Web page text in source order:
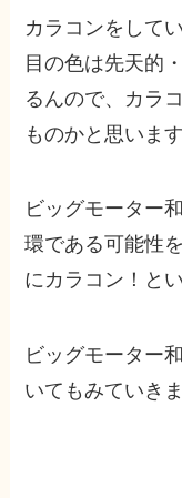
カラコンをして
目の色は先天的
るんので、カラ
ものかと思いま
ビッグモーター
環である可能性
にカラコン！と
ビッグモーター
いてもみていき